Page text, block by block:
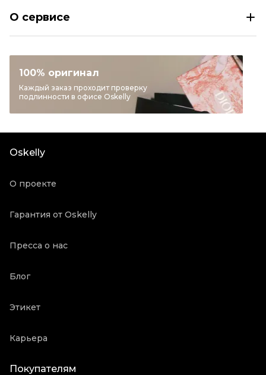
Категория
Коктейльные платья
Бренд
KHAITE
Материал одежды
Другое
Продавец
О сервисе
100% оригинал
Каждый заказ проходит проверку
подлинности в офисе Oskelly
Oskelly
О проекте
Гарантия от Oskelly
Пресса о нас
Блог
Этикет
Карьера
Покупателям